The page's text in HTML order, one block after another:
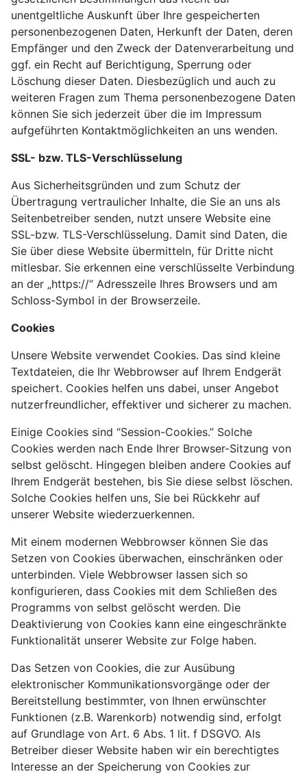
unentgeltliche Auskunft über Ihre gespeicherten
personenbezogenen Daten, Herkunft der Daten, deren
Empfänger und den Zweck der Datenverarbeitung und
ggf. ein Recht auf Berichtigung, Sperrung oder
Löschung dieser Daten. Diesbezüglich und auch zu
weiteren Fragen zum Thema personenbezogene Daten
können Sie sich jederzeit über die im Impressum
aufgeführten Kontaktmöglichkeiten an uns wenden.
SSL- bzw. TLS-Verschlüsselung
Aus Sicherheitsgründen und zum Schutz der
Übertragung vertraulicher Inhalte, die Sie an uns als
Seitenbetreiber senden, nutzt unsere Website eine
SSL-bzw. TLS-Verschlüsselung. Damit sind Daten, die
Sie über diese Website übermitteln, für Dritte nicht
mitlesbar. Sie erkennen eine verschlüsselte Verbindung
an der „https://“ Adresszeile Ihres Browsers und am
Schloss-Symbol in der Browserzeile.
Cookies
Unsere Website verwendet Cookies. Das sind kleine
Textdateien, die Ihr Webbrowser auf Ihrem Endgerät
speichert. Cookies helfen uns dabei, unser Angebot
nutzerfreundlicher, effektiver und sicherer zu machen.
Einige Cookies sind “Session-Cookies.” Solche
Cookies werden nach Ende Ihrer Browser-Sitzung von
selbst gelöscht. Hingegen bleiben andere Cookies auf
Ihrem Endgerät bestehen, bis Sie diese selbst löschen.
Solche Cookies helfen uns, Sie bei Rückkehr auf
unserer Website wiederzuerkennen.
Mit einem modernen Webbrowser können Sie das
Setzen von Cookies überwachen, einschränken oder
unterbinden. Viele Webbrowser lassen sich so
konfigurieren, dass Cookies mit dem Schließen des
Programms von selbst gelöscht werden. Die
Deaktivierung von Cookies kann eine eingeschränkte
Funktionalität unserer Website zur Folge haben.
Das Setzen von Cookies, die zur Ausübung
elektronischer Kommunikationsvorgänge oder der
Bereitstellung bestimmter, von Ihnen erwünschter
Funktionen (z.B. Warenkorb) notwendig sind, erfolgt
auf Grundlage von Art. 6 Abs. 1 lit. f DSGVO. Als
Betreiber dieser Website haben wir ein berechtigtes
Interesse an der Speicherung von Cookies zur